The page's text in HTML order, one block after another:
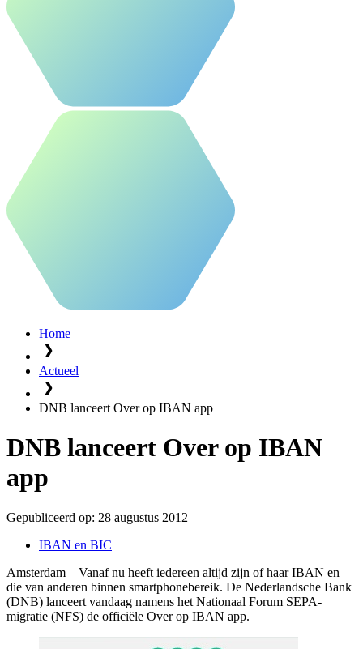
Home
Actueel
DNB lanceert Over op IBAN app
DNB lanceert Over op IBAN
app
Gepubliceerd op: 28 augustus 2012
IBAN en BIC
Amsterdam – Vanaf nu heeft iedereen altijd zijn of haar IBAN en
die van anderen binnen smartphonebereik. De Nederlandsche Bank
(DNB) lanceert vandaag namens het Nationaal Forum SEPA-
migratie (NFS) de officiële Over op IBAN app.